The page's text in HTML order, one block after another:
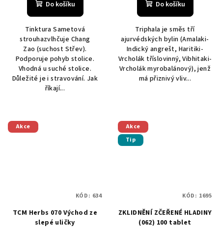
Do košíku
Tinktura Sametová
strouhazvlhčuje Chang
Zao (suchost Střev).
Podporuje pohyb stolice.
Vhodná u suché stolice.
Důležité je i stravování. Jak
říkají...
Do košíku
Triphala je směs tří
ajurvédských bylin (Amalaki-
Indický angrešt, Haritiki-
Vrcholák tříslovinný, Vibhitaki-
Vrcholák myrobalánový), jenž
má přiznivý vliv...
Akce
TCM Herbs 070 Východ ze
slepé uličky
KÓD: 634
Akce
Tip
ZKLIDNĚNÍ ZČEŘENÉ HLADINY
(062) 100 tablet
KÓD: 1695